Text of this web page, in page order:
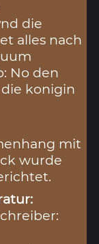
die
alles nach
No den
konigin
mit
wurde